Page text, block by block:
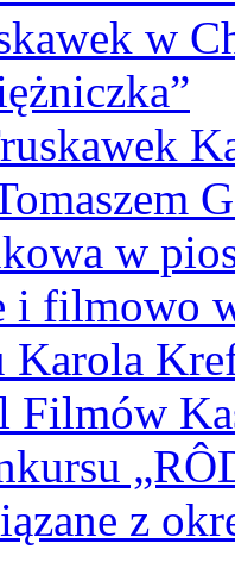
w
w
i filmowo
Karola
Filmów
z